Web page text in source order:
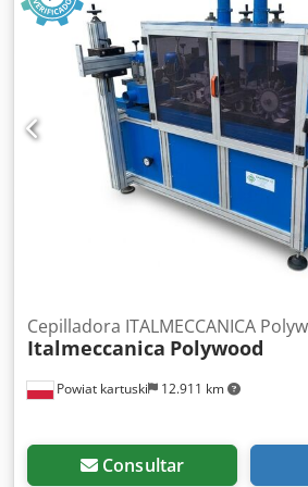
almohadilla electrónica segmentada
con cepillo y soplado de aire en la
presión para elementos cortos
Soplado de aire en todas las unidades
ventilador integrado Diseñada para la
trabajo fija y unidades móviles 4
total de 96 kW ¡Muy buen estado!
Powiat kartuski 12.911 km
Cepilladora ITALMECCANICA
Italmeccanica Polywood
Consultar